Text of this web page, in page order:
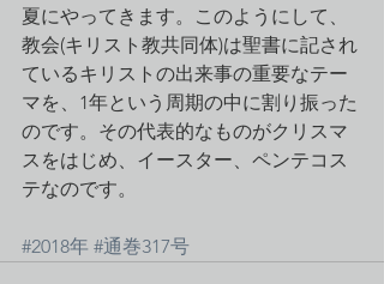
夏にやってきます。このようにして、
教会(キリスト教共同体)は聖書に記され
ているキリストの出来事の重要なテー
マを、1年という周期の中に割り振った
のです。その代表的なものがクリスマ
スをはじめ、イースター、ペンテコス
テなのです。
#2018年 #通巻317号